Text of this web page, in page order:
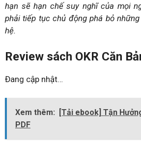
hạn sẽ hạn chế suy nghĩ của mọi
phải tiếp tục chủ động phá bỏ
hệ.
Review sách OKR Căn
Đang cập nhật…
Xem thêm:
[Tải ebook] Tận
PDF